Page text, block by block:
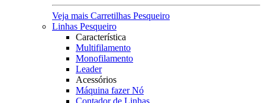
Veja mais Carretilhas Pesqueiro
Linhas Pesqueiro
Característica
Multifilamento
Monofilamento
Leader
Acessórios
Máquina fazer Nó
Contador de Linhas